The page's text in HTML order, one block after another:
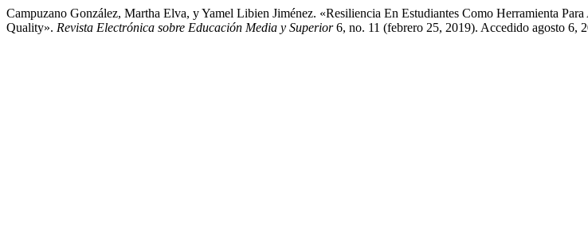
Campuzano González, Martha Elva, y Yamel Libien Jiménez. «Resiliencia En Estudiantes Como Herramienta
Quality». Revista Electrónica sobre Educación Media y Superior6, no. 11 (febrero 25, 2019). Accedido agosto 6,